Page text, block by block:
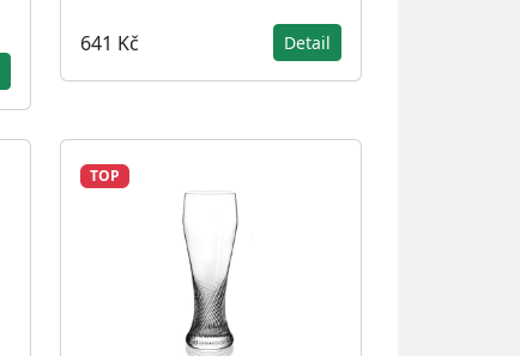
641 Kč Detail
TOP